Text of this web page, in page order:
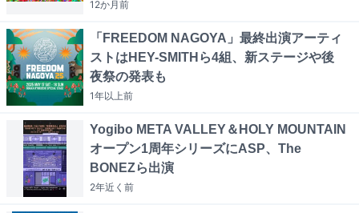
12か月前
「FREEDOM NAGOYA」最終出演アーティ
ストはHEY-SMITHら4組、新ステージや後
夜祭の発表も
1年以上前
Yogibo META VALLEY＆HOLY MOUNTAIN
オープン1周年シリーズにASP、The
BONEZら出演
2年近く 前